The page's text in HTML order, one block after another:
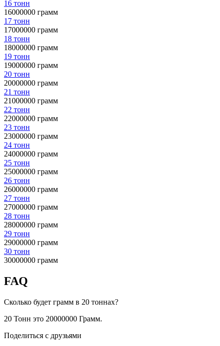
16 тонн
16000000 грамм
17 тонн
17000000 грамм
18 тонн
18000000 грамм
19 тонн
19000000 грамм
20 тонн
20000000 грамм
21 тонн
21000000 грамм
22 тонн
22000000 грамм
23 тонн
23000000 грамм
24 тонн
24000000 грамм
25 тонн
25000000 грамм
26 тонн
26000000 грамм
27 тонн
27000000 грамм
28 тонн
28000000 грамм
29 тонн
29000000 грамм
30 тонн
30000000 грамм
FAQ
Сколько будет грамм в 20 тоннах?
20 Тонн это 20000000 Грамм.
Поделиться с друзьями